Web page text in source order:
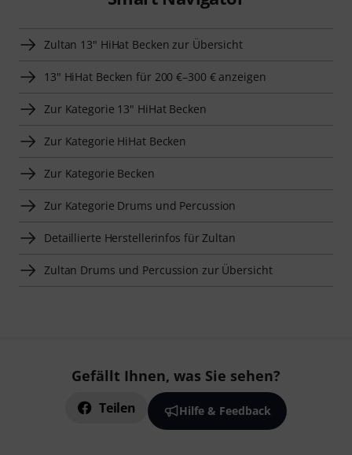
Zultan 13" HiHat Becken zur Übersicht
13" HiHat Becken für 200 €–300 € anzeigen
Zur Kategorie 13" HiHat Becken
Zur Kategorie HiHat Becken
Zur Kategorie Becken
Zur Kategorie Drums und Percussion
Detaillierte Herstellerinfos für Zultan
Zultan Drums und Percussion zur Übersicht
Gefällt Ihnen, was Sie sehen?
Teilen Hilfe & Feedback